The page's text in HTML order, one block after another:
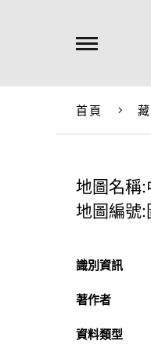
首頁
地圖名稱:
地圖編號
識別資訊
著作者
資料類型